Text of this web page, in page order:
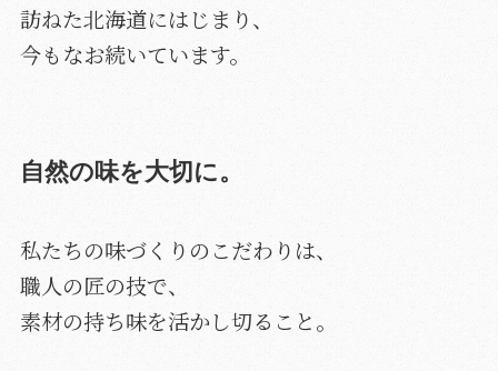
訪ねた北海道にはじまり、
今もなお続いています。
自然の味を大切に。
私たちの味づくりのこだわりは、
職人の匠の技で、
素材の持ち味を活かし切ること。